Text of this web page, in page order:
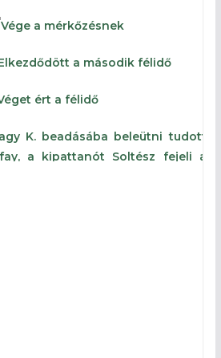
Vége a mérkőzésnek
a második félidő
ért a félidő
K. beadásába beleütni tudott
a kipattanót Soltész fejeli a